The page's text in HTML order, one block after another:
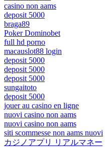
casino non aams
deposit 5000
braga89
Poker Dominobet
full hd porno
macauslot88 login
deposit 5000
deposit 5000
deposit 5000
sungaitoto
deposit 5000
jouer au casino en ligne
nuovi casino non aams
nuovi casino non aams
siti scommesse non aams nuovi
カジノアプリ リアルマネー